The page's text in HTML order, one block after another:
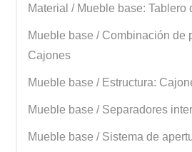
Material / Mueble base: Tablero
Mueble base / Combinación de
Cajones
Mueble base / Estructura:
Mueble base / Separadores
Mueble base / Sistema de